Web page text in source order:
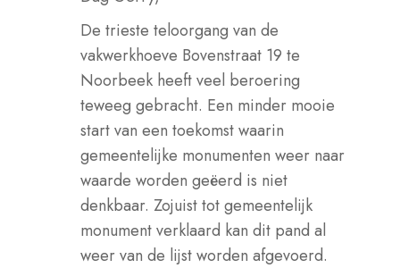
De trieste teloorgang van de
vakwerkhoeve Bovenstraat 19 te
Noorbeek heeft veel beroering
teweeg gebracht. Een minder mooie
start van een toekomst waarin
gemeentelijke monumenten weer naar
waarde worden geëerd is niet
denkbaar. Zojuist tot gemeentelijk
monument verklaard kan dit pand al
weer van de lijst worden afgevoerd.